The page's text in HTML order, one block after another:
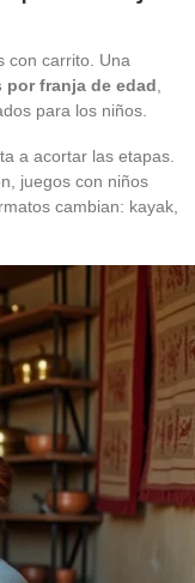
con carrito. Una
franja de edad,
para los niños.
a acortar las etapas.
juegos con niños
cambian: kayak,